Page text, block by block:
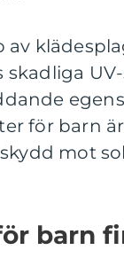
av
för barn
mot
barn